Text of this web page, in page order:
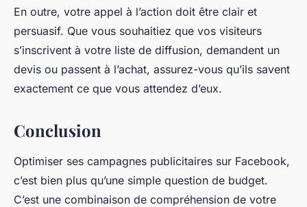
En outre, votre appel à l’action doit être clair et
persuasif. Que vous souhaitiez que vos visiteurs
s’inscrivent à votre liste de diffusion, demandent un
devis ou passent à l’achat, assurez-vous qu’ils savent
exactement ce que vous attendez d’eux.
Conclusion
Optimiser ses campagnes publicitaires sur Facebook,
c’est bien plus qu’une simple question de budget.
C’est une combinaison de compréhension de votre